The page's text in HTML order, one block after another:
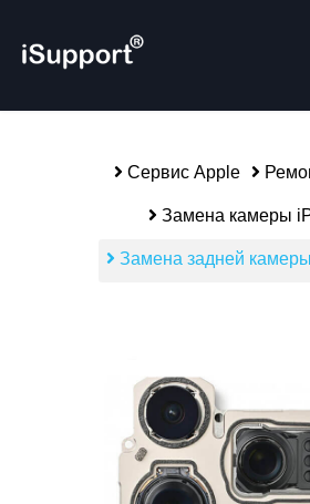
Сервис Apple
Замена камеры
Замена задней